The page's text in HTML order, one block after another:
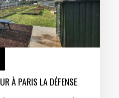
À PARIS LA DÉFENSE